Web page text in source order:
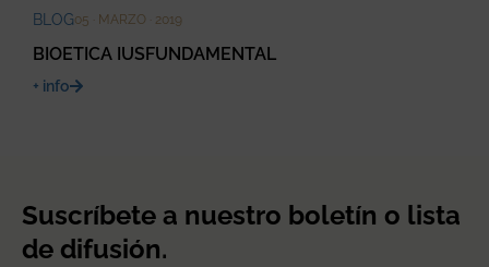
BLOG05 · MARZO · 2019
BIOETICA IUSFUNDAMENTAL
+ info
Suscríbete a nuestro boletín o lista
de difusión.